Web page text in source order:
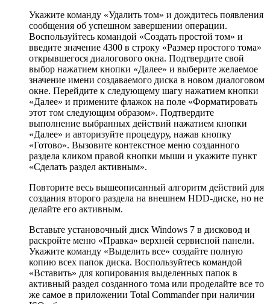
Укажите команду «Удалить том» и дождитесь появления
сообщения об успешном завершении операции.
Воспользуйтесь командой «Создать простой том» и
введите значение 4300 в строку «Размер простого тома»
открывшегося диалогового окна. Подтвердите свой
выбор нажатием кнопки «Далее» и выберите желаемое
значение имени создаваемого диска в новом диалоговом
окне. Перейдите к следующему шагу нажатием кнопки
«Далее» и примените флажок на поле «Форматировать
этот том следующим образом». Подтвердите
выполнение выбранных действий нажатием кнопки
«Далее» и авторизуйте процедуру, нажав кнопку
«Готово». Вызовите контекстное меню созданного
раздела кликом правой кнопки мыши и укажите пункт
«Сделать раздел активным».
Повторите весь вышеописанный алгоритм действий для
создания второго раздела на внешнем HDD-диске, но не
делайте его активным.
Вставьте установочный диск Windows 7 в дисковод и
раскройте меню «Правка» верхней сервисной панели.
Укажите команду «Выделить все» создайте полную
копию всех папок диска. Воспользуйтесь командой
«Вставить» для копирования выделенных папок в
активный раздел созданного тома или проделайте все то
же самое в приложении Total Commander при наличии